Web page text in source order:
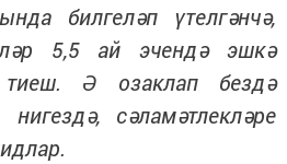
билгеләп үтелгәнчә,
5,5 ай эчендә эшкә
тиеш. Ә озаклап бездә
сәламәтлекләре